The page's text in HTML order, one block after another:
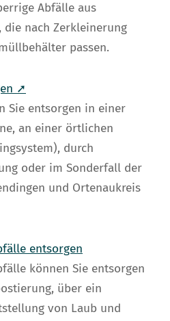
Abfälle aus
die nach Zerkleinerung
passen.
➚
Sie entsorgen in einer
an einer örtlichen
durch
oder im Sonderfall der
und Ortenaukreis
entsorgen
können Sie entsorgen
über ein
von Laub und